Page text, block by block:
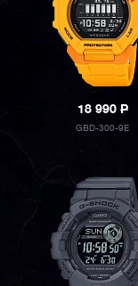
18 990P
GBD-300-9E